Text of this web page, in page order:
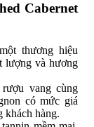
Cabernet
thương hiệu
lượng và hương
vang cùng
có mức giá
khách hàng.